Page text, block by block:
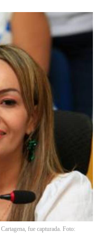
fue capturada. Foto: